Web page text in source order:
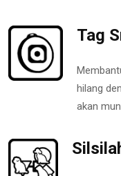
Tag
hilang
akan